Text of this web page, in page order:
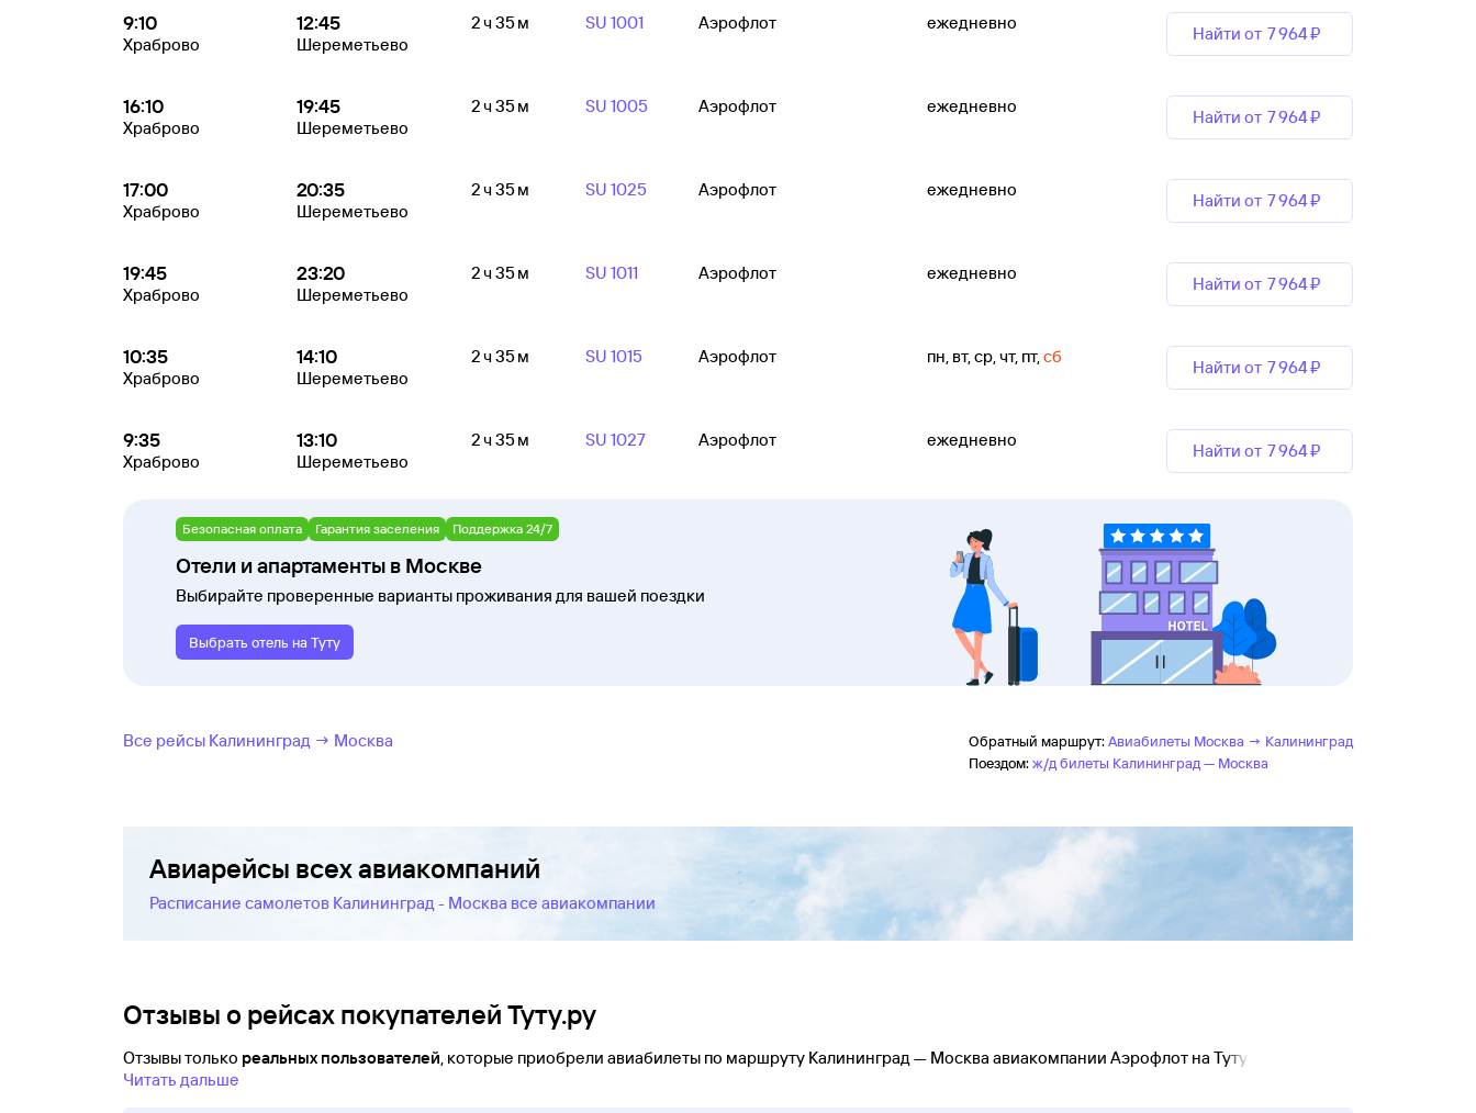
9:10
Храброво
12:45
Шереметьево
2 ч 35 м SU 1001 Аэрофлот ежедневно
Найти от 7 ⁠964 ⁠₽
16:10
Храброво
19:45
Шереметьево
2 ч 35 м SU 1005 Аэрофлот ежедневно
Найти от 7 ⁠964 ⁠₽
17:00
Храброво
20:35
Шереметьево
2 ч 35 м SU 1025 Аэрофлот ежедневно
Найти от 7 ⁠964 ⁠₽
19:45
Храброво
23:20
Шереметьево
2 ч 35 м SU 1011 Аэрофлот ежедневно
Найти от 7 ⁠964 ⁠₽
10:35
Храброво
14:10
Шереметьево
2 ч 35 м SU 1015 Аэрофлот пн, вт, ср, чт, пт,сб
Найти от 7 ⁠964 ⁠₽
9:35
Храброво
13:10
Шереметьево
2 ч 35 м SU 1027 Аэрофлот ежедневно
Найти от 7 ⁠964 ⁠₽
Безопасная оплата Гарантия заселения Поддержка 24/7
Отели и апартаменты в Москве
Выбирайте проверенные варианты проживания для вашей поездки
Выбрать отель на Туту
Все рейсы Калининград → Москва Обратный маршрут:Авиабилеты Москва → Калининград
Поездом:ж/д билеты Калининград — Москва
Авиарейсы всех авиакомпаний
Расписание самолетов Калининград - Москва все авиакомпании
Отзывы о рейсах покупателей Туту.ру
Отзывы только реальных пользователей, которые приобрели авиабилеты по маршруту Калининград — Москва авиакомпании Аэрофлот на Туту!
Читать дальше